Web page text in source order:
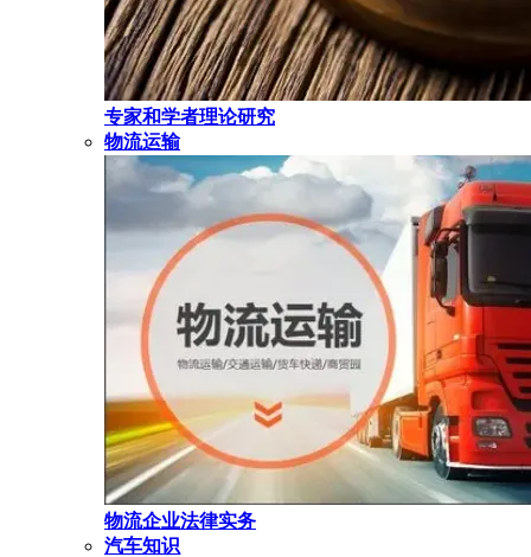
专家和学者理论研究
物流运输
物流企业法律实务
汽车知识